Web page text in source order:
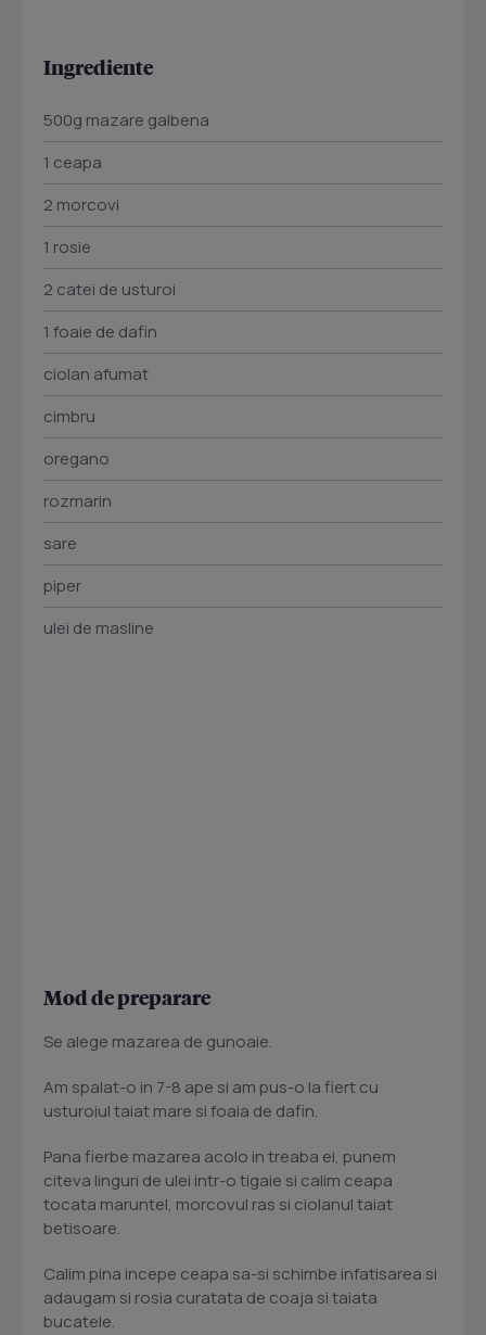
Ingrediente
500g mazare galbena
1 ceapa
2 morcovi
1 rosie
2 catei de usturoi
1 foaie de dafin
ciolan afumat
cimbru
oregano
rozmarin
sare
piper
ulei de masline
Mod de preparare
Se alege mazarea de gunoaie.
Am spalat-o in 7-8 ape si am pus-o la fiert cu
usturoiul taiat mare si foaia de dafin.
Pana fierbe mazarea acolo in treaba ei, punem
citeva linguri de ulei intr-o tigaie si calim ceapa
tocata maruntel, morcovul ras si ciolanul taiat
betisoare.
Calim pina incepe ceapa sa-si schimbe infatisarea si
adaugam si rosia curatata de coaja si taiata
bucatele.